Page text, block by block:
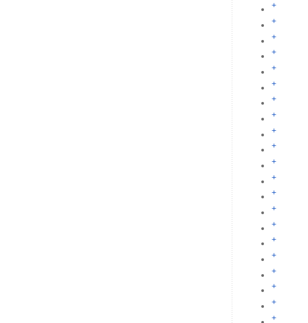
+
+
+
+
+
+
+
+
+
+
+
+
+
+
+
+
+
+
+
+
+